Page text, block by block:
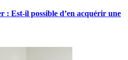
: Est-il possible d’en acquérir une